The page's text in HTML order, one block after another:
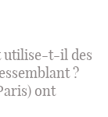
utilise-t-il des
?
ont